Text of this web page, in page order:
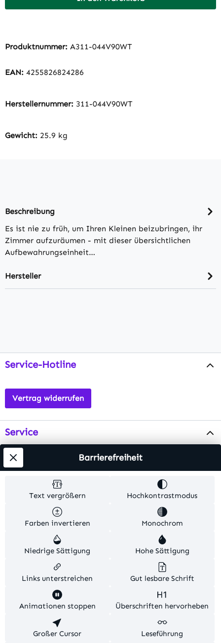
Produktnummer: A311-044V90WT
EAN: 4255826824286
Herstellernummer: 311-044V90WT
Gewicht: 25.9 kg
Beschreibung
Es ist nie zu früh, um Ihren Kleinen beizubringen, ihr
Zimmer aufzuräumen - mit dieser übersichtlichen
Aufbewahrungseinheit…
Hersteller
Service-Hotline
Vertrag widerrufen
Service
Info
Alle Preise inkl. gesetzl. Mehrwertsteuer zzgl.
Versandkosten . Alle Artikelangaben sind
Herstellerangaben und ohne Gewähr.
© 2026 MKV24 – Alle Rechte vorbehalten. Theme by
TC-Innovations
Text vergrößern Hochkontrastmodus
Farben invertieren Monochrom
Niedrige Sättigung Hohe Sättigung
Links unterstreichen Gut lesbare Schrift
Animationen stoppen Überschriften hervorheben
Großer Cursor Leseführung
Barrierefreiheit
Diese Website verwendet Cookies, um eine bestmögliche
Erfahrung bieten zu können.
Nur technisch notwendige
Konfigurieren